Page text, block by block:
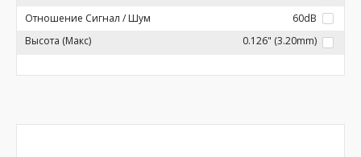
Отношение Сигнал / Шум
60dB
Высота (Макс)
0.126" (3.20mm)